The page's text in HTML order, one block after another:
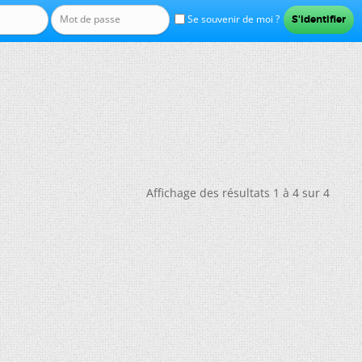
Se souvenir de moi ?
Affichage des résultats 1 à 4 sur 4